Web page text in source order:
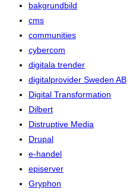
bakgrundbild
cms
communities
cybercom
digitala trender
digitalprovider Sweden AB
Digital Transformation
Dilbert
Distruptive Media
Drupal
e-handel
episerver
Gryphon